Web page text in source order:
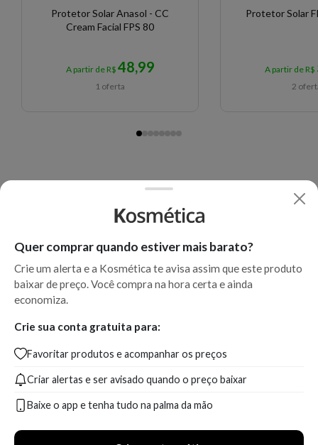
Protetor Solar Anasol - CC
Cream Facial FPS 80
A partir de R$ 48,99
1 oferta
Protetor Solar
A partir de R$
2
Quer comprar quando estiver mais barato?
Crie um alerta e a Kosmética te avisa assim que este produto
baixar de preço. Você compra na hora certa e ainda
economiza.
Crie sua conta gratuita para:
Favoritar produtos e acompanhar os preços
Criar alertas e ser avisado quando o preço baixar
Baixe o app e tenha tudo na palma da mão